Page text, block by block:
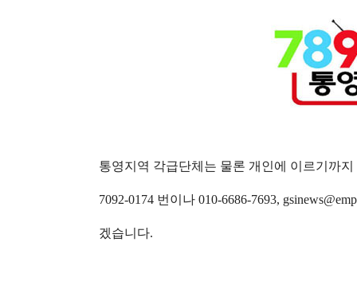
통영지역 각급단체는 물론 개인에 이르기까
7092-0174 번이나 010-6686-7693,
겠습니다.